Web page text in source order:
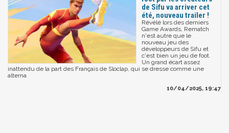
de Sifu va arriver cet
été, nouveau trailer !
Révélé lors des derniers
Game Awards, Rematch
n'est autre que le
nouveau jeu des
développeurs de Sifu et
c'est bien un jeu de foot.
Un grand écart assez
inattendu de la part des Français de Sloclap, qui se dresse comme une
alterna
10/04/2025, 19:47